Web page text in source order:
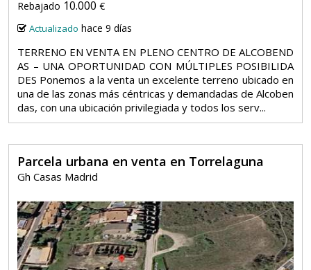
Rebajado 10.000 €
Actualizado hace 9 días
TERRENO EN VENTA EN PLENO CENTRO DE ALCOBEND
AS – UNA OPORTUNIDAD CON MÚLTIPLES POSIBILIDA
DES Ponemos a la venta un excelente terreno ubicado en
una de las zonas más céntricas y demandadas de Alcoben
das, con una ubicación privilegiada y todos los serv...
Parcela urbana en venta en Torrelaguna
Gh Casas Madrid